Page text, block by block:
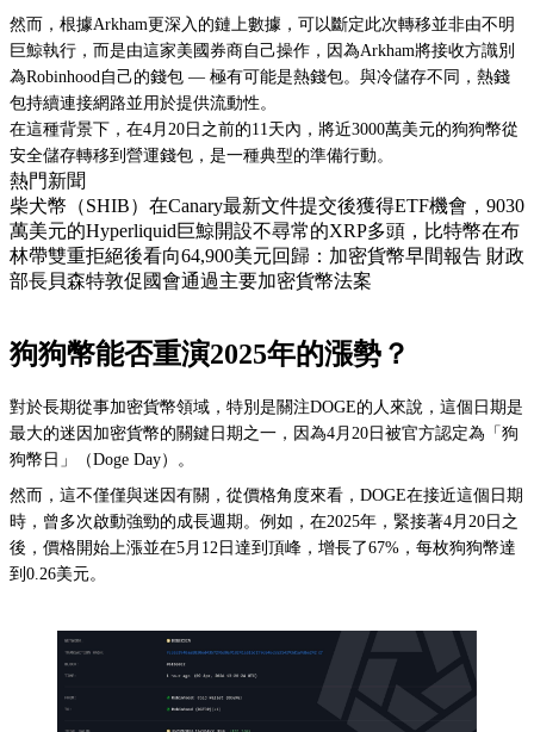
然而，根據Arkham更深入的鏈上數據，可以斷定此次轉移並非由不明
巨鯨執行，而是由這家美國券商自己操作，因為Arkham將接收方識別
為Robinhood自己的錢包 — 極有可能是熱錢包。與冷儲存不同，熱錢
包持續連接網路並用於提供流動性。
在這種背景下，在4月20日之前的11天內，將近3000萬美元的狗狗幣從
安全儲存轉移到營運錢包，是一種典型的準備行動。
熱門新聞
柴犬幣（SHIB）在Canary最新文件提交後獲得ETF機會，9030
萬美元的Hyperliquid巨鯨開設不尋常的XRP多頭，比特幣在布
林帶雙重拒絕後看向64,900美元回歸：加密貨幣早間報告 財政
部長貝森特敦促國會通過主要加密貨幣法案
狗狗幣能否重演2025年的漲勢？
對於長期從事加密貨幣領域，特別是關注DOGE的人來說，這個日期是
最大的迷因加密貨幣的關鍵日期之一，因為4月20日被官方認定為「狗
狗幣日」（Doge Day）。
然而，這不僅僅與迷因有關，從價格角度來看，DOGE在接近這個日期
時，曾多次啟動強勁的成長週期。例如，在2025年，緊接著4月20日之
後，價格開始上漲並在5月12日達到頂峰，增長了67%，每枚狗狗幣達
到0.26美元。